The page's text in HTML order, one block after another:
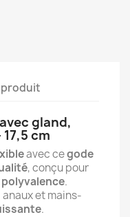
produit
gland,
cm
avec cegode
, conçu pour
.
et mains-
.